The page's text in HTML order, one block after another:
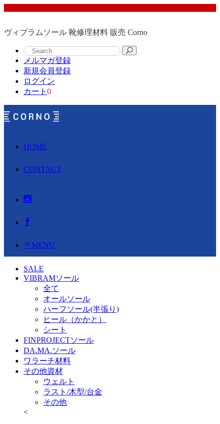
ヴィブラムソール 靴修理材料 販売 Corno
メルマガ登録
新規会員登録
ログイン
カート 0
HOME
CONTACT
MENU
SALE
VIBRAMソール
全て
オールソール
ハーフソール(半張り)
ヒール（かかと）
シート
FINPROJECTソール
DA.MA.ソール
ワラーチ材料
その他資材
ウェルト
ラスト/木型/台金
その他
<